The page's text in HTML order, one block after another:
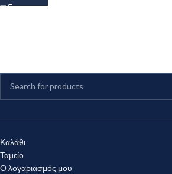
Καλάθι
Ταμείο
Ο λογαριασμός μου